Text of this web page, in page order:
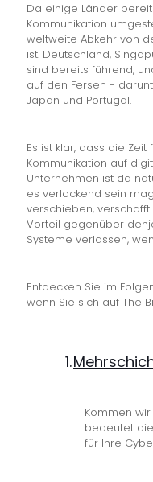
Da einige Länder
Kommunikation
weltweite Abkehr von
ist. Deutschland,
sind bereits führend,
auf den Fersen -
Japan und Portugal.
Es ist klar, dass die
Kommunikation auf
Unternehmen ist da
es verlockend sein
verschieben,
Vorteil gegenüber
Systeme verlassen,
Entdecken Sie im
wenn Sie sich auf The
1.
Kommen
bedeutet
für Ihre